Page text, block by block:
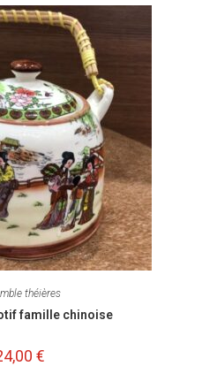
théières
famille chinoise
€